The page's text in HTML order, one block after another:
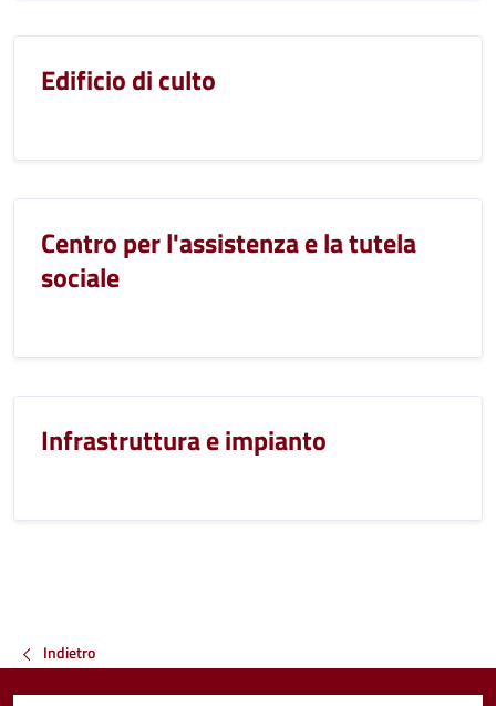
Edificio di culto
Centro per l'assistenza e la tutela
sociale
Infrastruttura e impianto
Indietro